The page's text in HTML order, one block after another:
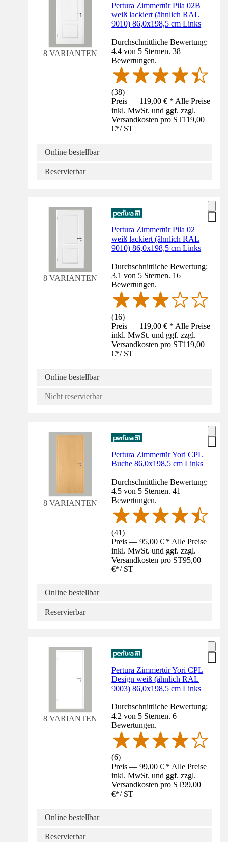
8 VARIANTEN
Pertura Zimmertür Pila 02B
weiß lackiert (ähnlich RAL
9010) 86,0x198,5 cm Links
Durchschnittliche Bewertung:
4.4 von 5 Sternen. 38
Bewertungen.
(38)
Preis — 119,00 € * Alle Preise
inkl. MwSt. und ggf. zzgl.
Versandkosten pro ST119,00
€*/ ST
Online bestellbar
Reservierbar
8 VARIANTEN
Pertura Zimmertür Pila 02
weiß lackiert (ähnlich RAL
9010) 86,0x198,5 cm Links
Durchschnittliche Bewertung:
3.1 von 5 Sternen. 16
Bewertungen.
(16)
Preis — 119,00 € * Alle Preise
inkl. MwSt. und ggf. zzgl.
Versandkosten pro ST119,00
€*/ ST
Online bestellbar
Nicht reservierbar
8 VARIANTEN
Pertura Zimmertür Yori CPL
Buche 86,0x198,5 cm Links
Durchschnittliche Bewertung:
4.5 von 5 Sternen. 41
Bewertungen.
(41)
Preis — 95,00 € * Alle Preise
inkl. MwSt. und ggf. zzgl.
Versandkosten pro ST95,00
€*/ ST
Online bestellbar
Reservierbar
8 VARIANTEN
Pertura Zimmertür Yori CPL
Design weiß (ähnlich RAL
9003) 86,0x198,5 cm Links
Durchschnittliche Bewertung:
4.2 von 5 Sternen. 6
Bewertungen.
(6)
Preis — 99,00 € * Alle Preise
inkl. MwSt. und ggf. zzgl.
Versandkosten pro ST99,00
€*/ ST
Online bestellbar
Reservierbar